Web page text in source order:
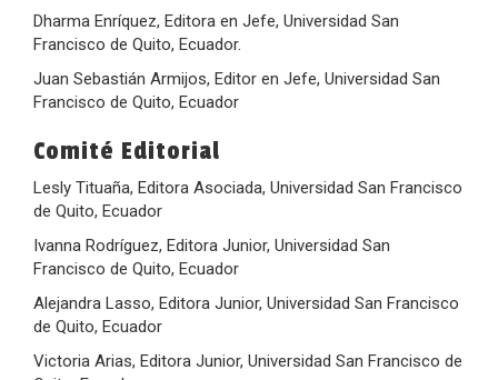
Dharma Enríquez, Editora en Jefe, Universidad San
Francisco de Quito, Ecuador.
Juan Sebastián Armijos, Editor en Jefe, Universidad San
Francisco de Quito, Ecuador
Comité Editorial
Lesly Tituaña, Editora Asociada, Universidad San Francisco
de Quito, Ecuador
Ivanna Rodríguez, Editora Junior, Universidad San
Francisco de Quito, Ecuador
Alejandra Lasso, Editora Junior, Universidad San Francisco
de Quito, Ecuador
Victoria Arias, Editora Junior, Universidad San Francisco de